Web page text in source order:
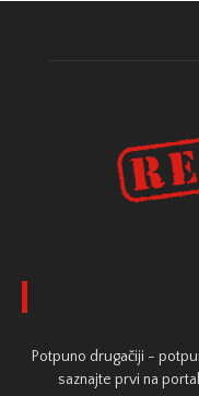
Potpuno drugačiji -
saznajte prvi na